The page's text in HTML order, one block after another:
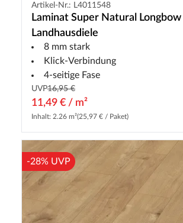
Artikel-Nr.: L4011548
Laminat Super Natural
Landhausdiele
8 mm stark
Klick-Verbindung
4-seitige Fase
UVP16,95 €
11,49 € / m²
Inhalt: 2.26 m²(25,97 € / Paket)
-28% UVP